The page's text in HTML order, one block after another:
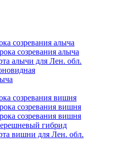
созревания алыча
созревания алыча
алычи для Лен. обл.
созревания вишня
созревания вишня
созревания вишня
гибрид
вишни для Лен. обл.